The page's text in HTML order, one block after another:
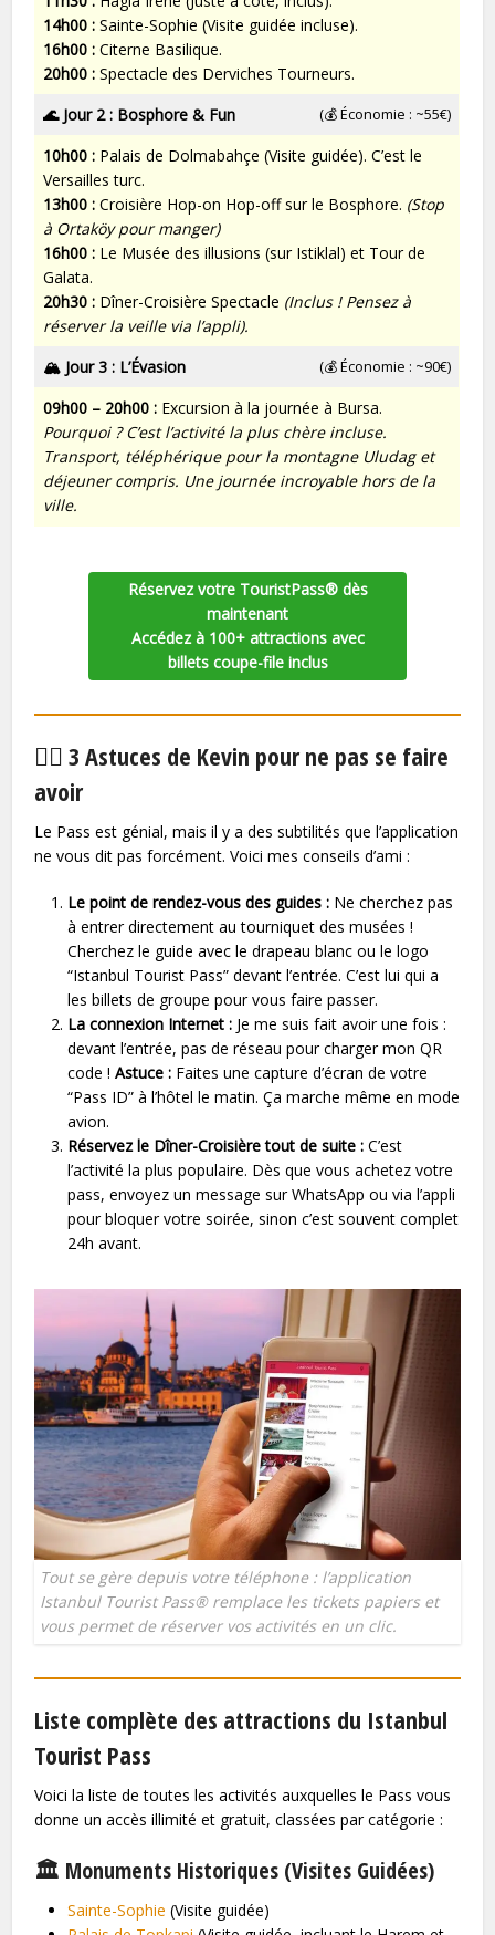
14h00 : Sainte-Sophie (Visite guidée incluse).
16h00 : Citerne Basilique.
20h00 : Spectacle des Derviches Tourneurs.
🌊Jour 2 : Bosphore & Fun (💰 Économie : ~55€)
10h00 : Palais de Dolmabahçe (Visite guidée). C’est le
Versailles turc.
13h00 : Croisière Hop-on Hop-off sur le Bosphore. (Stop
à Ortaköy pour manger)
16h00 : Le Musée des illusions (sur Istiklal) et Tour de
Galata.
20h30 : Dîner-Croisière Spectacle (Inclus ! Pensez à
réserver la veille via l’appli).
🏔️ Jour 3 : L’Évasion
(💰 Économie : ~90€)
09h00 – 20h00 : Excursion à la journée à Bursa.
Pourquoi ? C’est l’activité la plus chère incluse.
Transport, téléphérique pour la montagne Uludag et
déjeuner compris. Une journée incroyable hors de la
ville.
Réservez votre TouristPass® dès
maintenant
Accédez à 100+ attractions avec
billets coupe-file inclus
🕵️‍♂️ 3 Astuces de Kevin pour ne pas se faire
avoir
Le Pass est génial, mais il y a des subtilités que l’application
ne vous dit pas forcément. Voici mes conseils d’ami :
Le point de rendez-vous des guides : Ne cherchez pas
à entrer directement au tourniquet des musées !
Cherchez le guide avec le drapeau blanc ou le logo
“Istanbul Tourist Pass” devant l’entrée. C’est lui qui a
les billets de groupe pour vous faire passer.
La connexion Internet : Je me suis fait avoir une fois :
devant l’entrée, pas de réseau pour charger mon QR
code !Astuce : Faites une capture d’écran de votre
“Pass ID” à l’hôtel le matin. Ça marche même en mode
avion.
Réservez le Dîner-Croisière tout de suite : C’est
l’activité la plus populaire. Dès que vous achetez votre
pass, envoyez un message sur WhatsApp ou via l’appli
pour bloquer votre soirée, sinon c’est souvent complet
24h avant.
Tout se gère depuis votre téléphone : l’application
Istanbul Tourist Pass® remplace les tickets papiers et
vous permet de réserver vos activités en un clic.
Liste complète des attractions du Istanbul
Tourist Pass
Voici la liste de toutes les activités auxquelles le Pass vous
donne un accès illimité et gratuit, classées par catégorie :
🏛️ Monuments Historiques (Visites Guidées)
Sainte-Sophie (Visite guidée)